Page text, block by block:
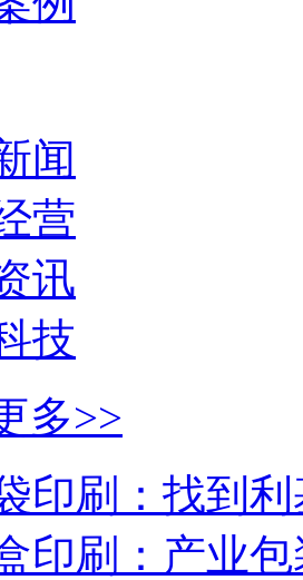
闻
营
讯
技
多>>
印刷：找到
印刷：产业